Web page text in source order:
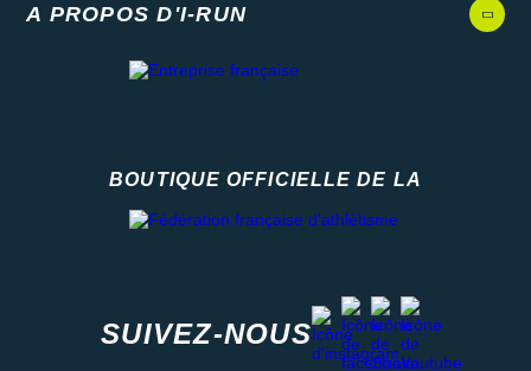
A PROPOS D'I-RUN
BOUTIQUE OFFICIELLE DE LA
SUIVEZ-NOUS
instagram
facebook
stravayoutube